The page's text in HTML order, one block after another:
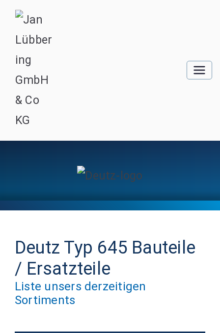
Deutz Typ 645 Bauteile
/ Ersatzteile
Liste unsers derzeitigen
Sortiments